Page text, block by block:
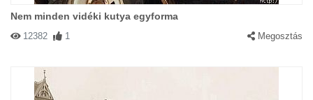
Nem minden vidéki kutya egyforma
12382 1 Megosztás